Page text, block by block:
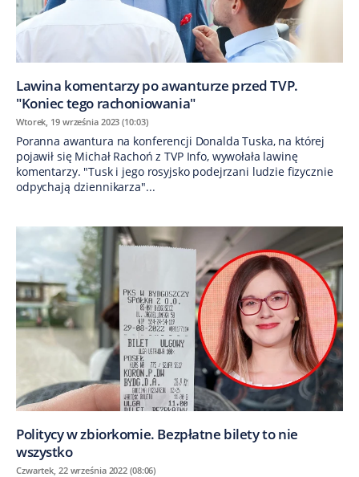
Lawina komentarzy po awanturze przed TVP.
"Koniec tego rachoniowania"
Wtorek, 19 września 2023 (10:03)
Poranna awantura na konferencji Donalda Tuska, na której
pojawił się Michał Rachoń z TVP Info, wywołała lawinę
komentarzy. "Tusk i jego rosyjsko podejrzani ludzie fizycznie
odpychają dziennikarza"...
Politycy w zbiorkomie. Bezpłatne bilety to nie
wszystko
Czwartek, 22 września 2022 (08:06)